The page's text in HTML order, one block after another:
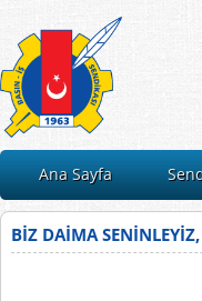
Ana Sayfa
BİZ DAİMA